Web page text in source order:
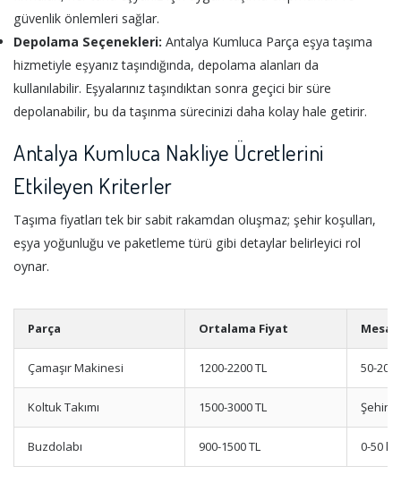
güvenlik önlemleri sağlar.
Depolama Seçenekleri: Antalya Kumluca Parça eşya taşıma
hizmetiyle eşyanız taşındığında, depolama alanları da
kullanılabilir. Eşyalarınız taşındıktan sonra geçici bir süre
depolanabilir, bu da taşınma sürecinizi daha kolay hale getirir.
Antalya Kumluca Nakliye Ücretlerini
Etkileyen Kriterler
Taşıma fiyatları tek bir sabit rakamdan oluşmaz; şehir koşulları,
eşya yoğunluğu ve paketleme türü gibi detaylar belirleyici rol
oynar.
Parça Ortalama Fiyat
Çamaşır Makinesi 1200-2200 TL 50-200
Koltuk Takımı 1500-3000 TL Şehiriçi
Buzdolabı 900-1500 TL 0-50 km